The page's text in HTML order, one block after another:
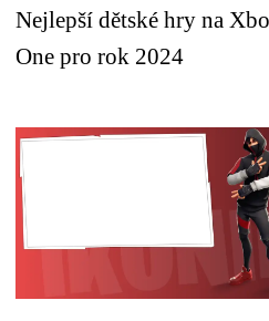
Nejlepší dětské hry na
One pro rok 2024